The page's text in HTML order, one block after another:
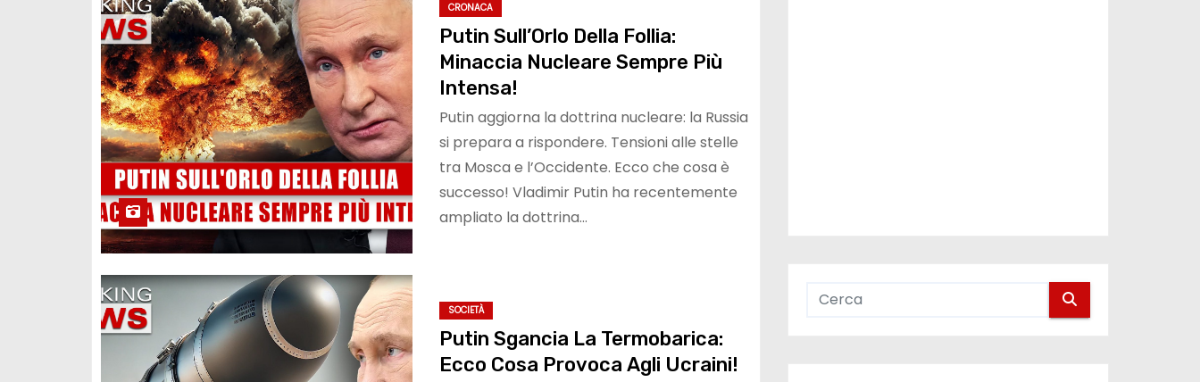
CRONACA
Putin Sull’Orlo Della Follia:
Minaccia Nucleare Sempre Più
Intensa!
Putin aggiorna la dottrina nucleare: la Russia
si prepara a rispondere. Tensioni alle stelle
tra Mosca e l’Occidente. Ecco che cosa è
successo! Vladimir Putin ha recentemente
ampliato la dottrina…
SOCIETÀ
Putin Sgancia La Termobarica:
Ecco Cosa Provoca Agli Ucraini!